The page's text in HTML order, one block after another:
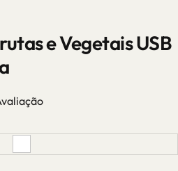
e Vegetais USB
ESGOTADA